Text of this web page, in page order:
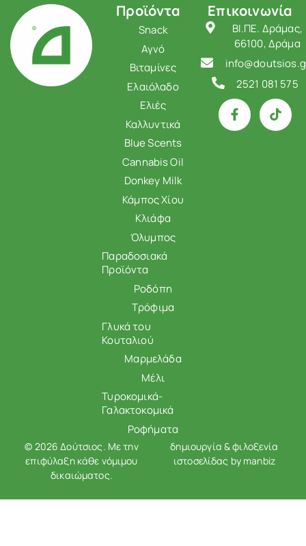
Προϊόντα
Snack
Αγνό
Βιταμίνες
Ελαιόλαδο
Ελιές
Καλλυντικά
Blue Scents
Cannabis Oil
Donkey Milk
Κάμπος Χίου
Κλιάφα
Όλυμπος
Παραδοσιακά
Προϊόντα
Ροδόπη
Τρόφιμα
Γλυκά του
Κουταλιού
Μαρμελάδα
Μέλι
Τυροκομικά-
Γαλακτοκομικά
Ροφήματα
Επικοινωνία
ΒΙ.ΠΕ. Δράμας,
66100, Δράμα
2521 081 575
© 2026 Δούτσιος. Με την
επιφύλαξη κάθε νόμιμου
δικαιώματος.
δημιουργία & φιλοξενία
ιστοσελίδας by manbiz